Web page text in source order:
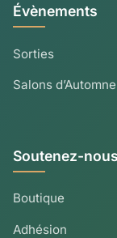
Évènements
Sorties
Salons d’Automne
Soutenez-nous
Boutique
Adhésion